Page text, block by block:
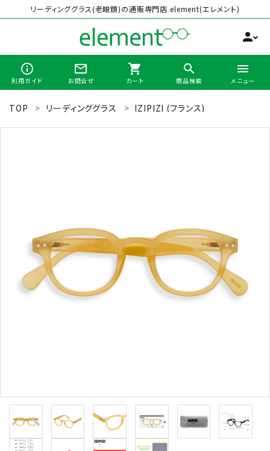
リーディンググラス(老眼鏡)の通販専門店 element(エレメント)
person
info_outline
利用ガイド
mail_outline
お問合せ
shopping_cart
カート
search
商品検索
menu
メニュー
search
カテゴリーから選ぶ
ブランドから選ぶ
形から選ぶ
コンテンツ
TOP リーディンググラス IZIPIZI (フランス)